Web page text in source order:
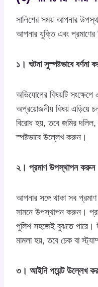
সালিশের সময় আপনার
আপনার যুক্তি এবং প্রমাণের
১। ঘটনা সুস্পষ্টভাবে বর্ণনা
অভিযোগের বিষয়টি সংক্ষেপে
অপ্রয়োজনীয় বিষয় এড়িয়ে
বিরোধ হয়, তবে জমির দলিল,
স্পষ্টভাবে উল্লেখ করুন।
২। প্রমাণ উপস্থাপন করুন
আপনার সঙ্গে থাকা সব
সামনে উপস্থাপন করুন।
পুলিশ সহজেই বুঝতে পারে।
মামলা হয়, তবে চেক বা
৩। আইনি পয়েন্ট উল্লেখ